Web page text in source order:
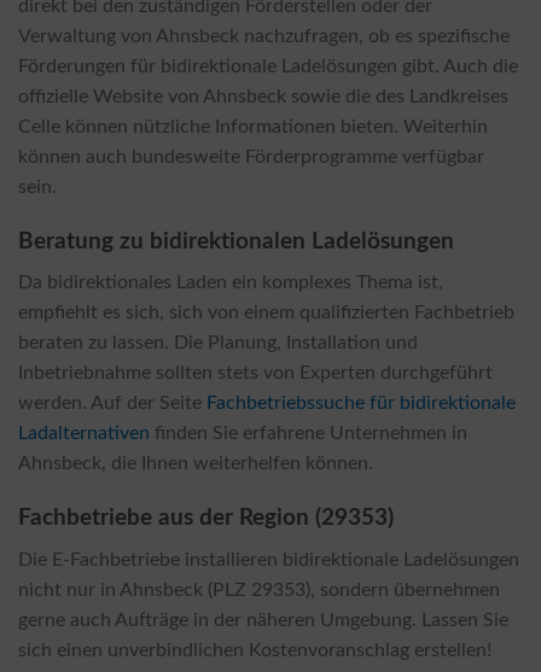
direkt bei den zuständigen Förderstellen oder der
Verwaltung von Ahnsbeck nachzufragen, ob es spezifische
Förderungen für bidirektionale Ladelösungen gibt. Auch die
offizielle Website von Ahnsbeck sowie die des Landkreises
Celle können nützliche Informationen bieten. Weiterhin
können auch bundesweite Förderprogramme verfügbar
sein.
Beratung zu bidirektionalen Ladelösungen
Da bidirektionales Laden ein komplexes Thema ist,
empfiehlt es sich, sich von einem qualifizierten Fachbetrieb
beraten zu lassen. Die Planung, Installation und
Inbetriebnahme sollten stets von Experten durchgeführt
werden. Auf der Seite Fachbetriebssuche für bidirektionale
Ladalternativen finden Sie erfahrene Unternehmen in
Ahnsbeck, die Ihnen weiterhelfen können.
Fachbetriebe aus der Region (29353)
Die E-Fachbetriebe installieren bidirektionale Ladelösungen
nicht nur in Ahnsbeck (PLZ 29353), sondern übernehmen
gerne auch Aufträge in der näheren Umgebung. Lassen Sie
sich einen unverbindlichen Kostenvoranschlag erstellen!